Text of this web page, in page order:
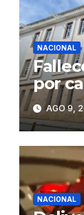
NACIONAL
por
AGO 9,
NACIONAL